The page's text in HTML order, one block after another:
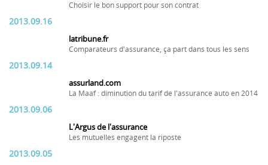
Choisir le bon support pour son contrat
2013.09.16
latribune.fr
Comparateurs d'assurance, ça part dans tous les sens
2013.09.14
assurland.com
La Maaf : diminution du tarif de l'assurance auto en 2014
2013.09.06
L'Argus de l'assurance
Les mutuelles engagent la riposte
2013.09.05